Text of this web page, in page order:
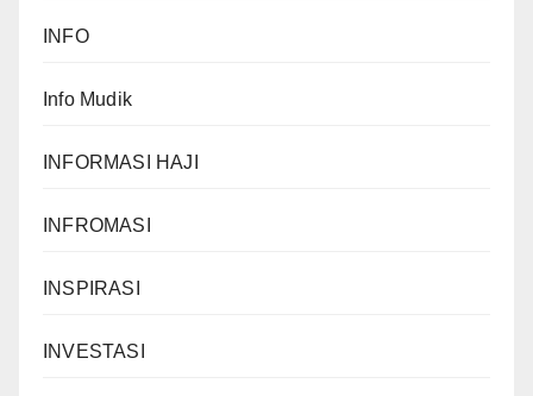
INFO
Info Mudik
INFORMASI HAJI
INFROMASI
INSPIRASI
INVESTASI